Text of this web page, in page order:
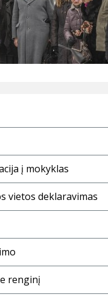
į mokyklas
vietos deklaravimas
renginį